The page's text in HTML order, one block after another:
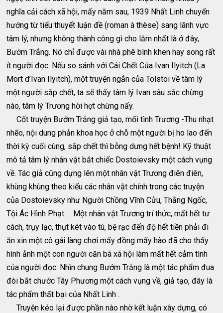
nghĩa cải cách xã hội, mấy năm sau, 1939 Nhất Linh chuyển
hướng từ tiểu thuyết luận đề (roman à thèse) sang lãnh vực
tâm lý, nhưng không thành công gì cho lắm nhất là ở đây,
Bướm Trắng. Nó chỉ được vài nhà phê bình khen hay song rất
ít người đọc. Nếu so sánh với Cái Chết Của Ivan Ilyitch (La
Mort d’Ivan Ilyitch), một truyện ngắn của Tolstoi về tâm lý
một người sắp chết, ta sẽ thấy tâm lý Ivan sâu sắc chừng
nào, tâm lý Trương hời hợt chừng nấy.
Cốt truyện Bướm Trắng giả tạo, mối tình Trương -Thu nhạt
nhẽo, nội dung phản khoa học ở chỗ một người bị ho lao đến
thời kỳ cuối cùng, sắp chết thì bỗng dưng hết bệnh! Kỹ thuật
mô tả tâm lý nhân vật bắt chiếc Dostoievsky một cách vụng
về. Tác giả cũng dựng lên một nhân vật Trương điên điên,
khùng khùng theo kiểu các nhân vật chính trong các truyện
của Dostoievsky như Người Chồng Vĩnh Cửu, Thằng Ngốc,
Tội Ác Hình Phạt . . Một nhân vật Trương trí thức, mất hết tư
cách, trụy lạc, thụt két vào tù, bệ rạc đến độ hết tiền phải đi
ăn xin một cô gái làng chơi mấy đồng mấy hào đã cho thấy
hình ảnh một con người căn bã xã hội làm mất hết cảm tình
của người đọc. Nhìn chung Bướm Trắng là một tác phẩm đua
đòi bắt chước Tây Phương một cách vụng về, giả tạo, đây là
tác phẩm thất bại của Nhất Linh .
Truyện kéo lại được phần nào nhờ kết luận xây dựng, có